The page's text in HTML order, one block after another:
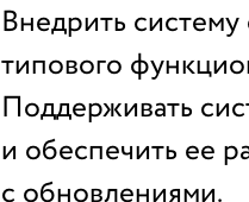
Внедрить
типового
Поддерживать
и обеспечить ее